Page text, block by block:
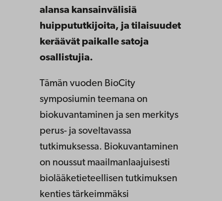
alansa kansainvälisiä
huippututkijoita, ja tilaisuudet
keräävät paikalle satoja
osallistujia.
Tämän vuoden BioCity
symposiumin teemana on
biokuvantaminen ja sen merkitys
perus- ja soveltavassa
tutkimuksessa. Biokuvantaminen
on noussut maailmanlaajuisesti
biolääketieteellisen tutkimuksen
kenties tärkeimmäksi